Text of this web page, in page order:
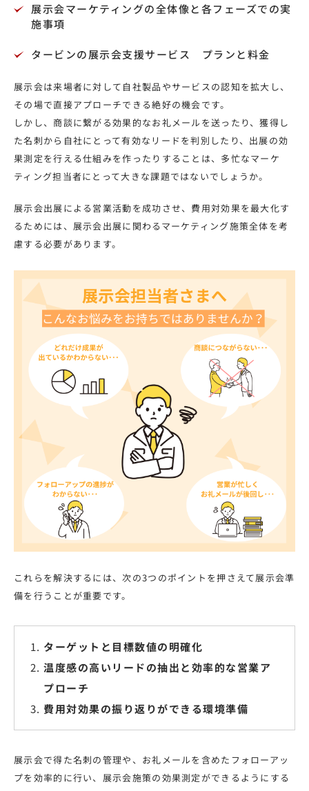
展示会マーケティングの全体像と各フェーズでの実
施事項
タービンの展示会支援サービス プランと料金
展示会は来場者に対して自社製品やサービスの認知を拡大し、
その場で直接アプローチできる絶好の機会です。
しかし、商談に繋がる効果的なお礼メールを送ったり、獲得し
た名刺から自社にとって有効なリードを判別したり、出展の効
果測定を行える仕組みを作ったりすることは、多忙なマーケ
ティング担当者にとって大きな課題ではないでしょうか。
展示会出展による営業活動を成功させ、費用対効果を最大化す
るためには、展示会出展に関わるマーケティング施策全体を考
慮する必要があります。
これらを解決するには、次の3つのポイントを押さえて展示会準
備を行うことが重要です。
ターゲットと目標数値の明確化
温度感の高いリードの抽出と効率的な営業ア
プローチ
費用対効果の振り返りができる環境準備
展示会で得た名刺の管理や、お礼メールを含めたフォローアッ
プを効率的に行い、展示会施策の効果測定ができるようにする